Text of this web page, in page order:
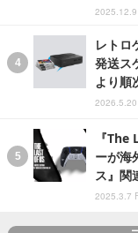
レトロ
発送ス
より順
『
ーが海
ス』関
2025.3.7